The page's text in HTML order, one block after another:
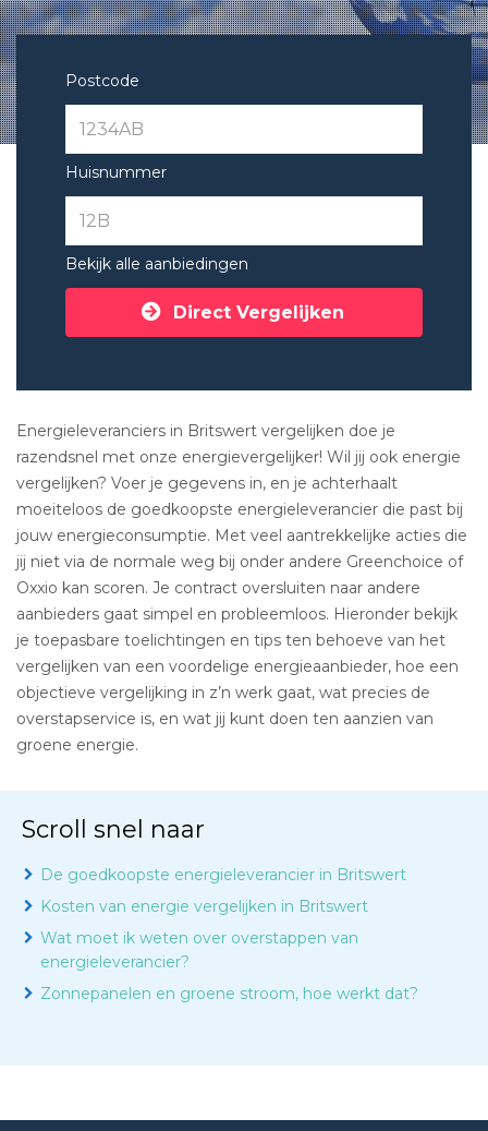
Postcode
Huisnummer
Bekijk alle aanbiedingen
Direct Vergelijken
Energieleveranciers in Britswert vergelijken doe je
razendsnel met onze energievergelijker! Wil jij ook energie
vergelijken? Voer je gegevens in, en je achterhaalt
moeiteloos de goedkoopste energieleverancier die past bij
jouw energieconsumptie. Met veel aantrekkelijke acties die
jij niet via de normale weg bij onder andere Greenchoice of
Oxxio kan scoren. Je contract oversluiten naar andere
aanbieders gaat simpel en probleemloos. Hieronder bekijk
je toepasbare toelichtingen en tips ten behoeve van het
vergelijken van een voordelige energieaanbieder, hoe een
objectieve vergelijking in z’n werk gaat, wat precies de
overstapservice is, en wat jij kunt doen ten aanzien van
groene energie.
Scroll snel naar
De goedkoopste energieleverancier in Britswert
Kosten van energie vergelijken in Britswert
Wat moet ik weten over overstappen van
energieleverancier?
Zonnepanelen en groene stroom, hoe werkt dat?